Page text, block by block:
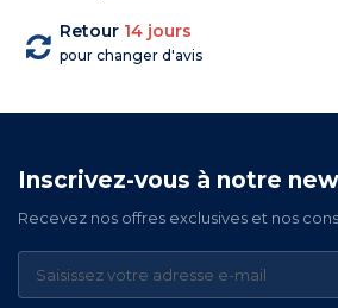
Retour 14 jours
pour changer d'avis
Inscrivez-vous à notre
Recevez nos offres exclusives et nos